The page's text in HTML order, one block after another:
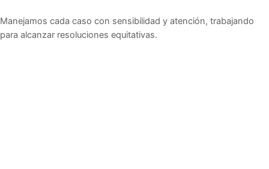
Manejamos cada caso con sensibilidad y atención, trabajando
para alcanzar resoluciones equitativas.